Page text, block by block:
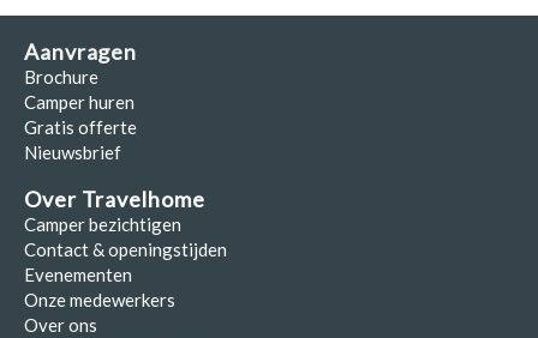
Aanvragen
Brochure
Camper huren
Gratis offerte
Nieuwsbrief
Over Travelhome
Camper bezichtigen
Contact & openingstijden
Evenementen
Onze medewerkers
Over ons